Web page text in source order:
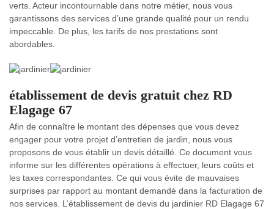
verts. Acteur incontournable dans notre métier, nous vous
garantissons des services d’une grande qualité pour un rendu
impeccable. De plus, les tarifs de nos prestations sont
abordables.
établissement de devis gratuit chez RD
Elagage 67
Afin de connaître le montant des dépenses que vous devez
engager pour votre projet d’entretien de jardin, nous vous
proposons de vous établir un devis détaillé. Ce document vous
informe sur les différentes opérations à effectuer, leurs coûts et
les taxes correspondantes. Ce qui vous évite de mauvaises
surprises par rapport au montant demandé dans la facturation de
nos services. L’établissement de devis du jardinier RD Elagage 67